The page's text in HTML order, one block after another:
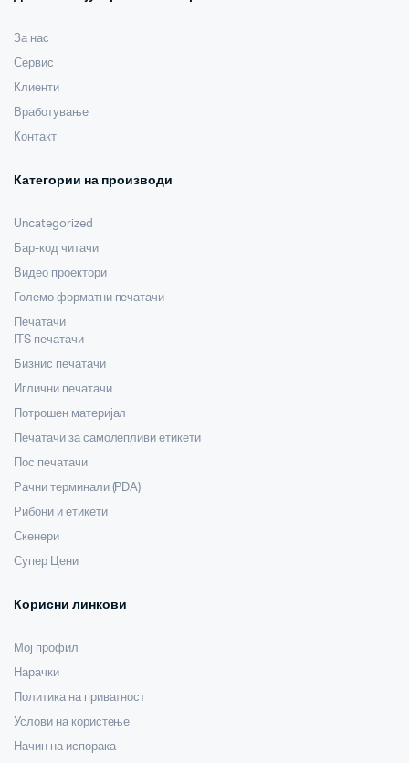
За нас
Сервис
Клиенти
Вработување
Контакт
Категории на производи
Uncategorized
Бар-код читачи
Видео проектори
Големо форматни печатачи
Печатачи
ITS печатачи
Бизнис печатачи
Иглични печатачи
Потрошен материјал
Печатачи за самолепливи етикети
Пос печатачи
Рачни терминали (PDA)
Рибони и етикети
Скенери
Супер Цени
Корисни линкови
Мој профил
Нарачки
Политика на приватност
Услови на користење
Начин на испорака